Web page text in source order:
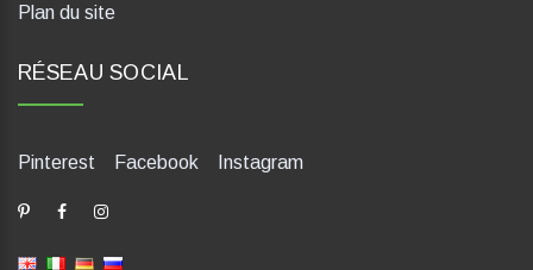
Plan du site
RÉSEAU SOCIAL
Pinterest Facebook Instagram